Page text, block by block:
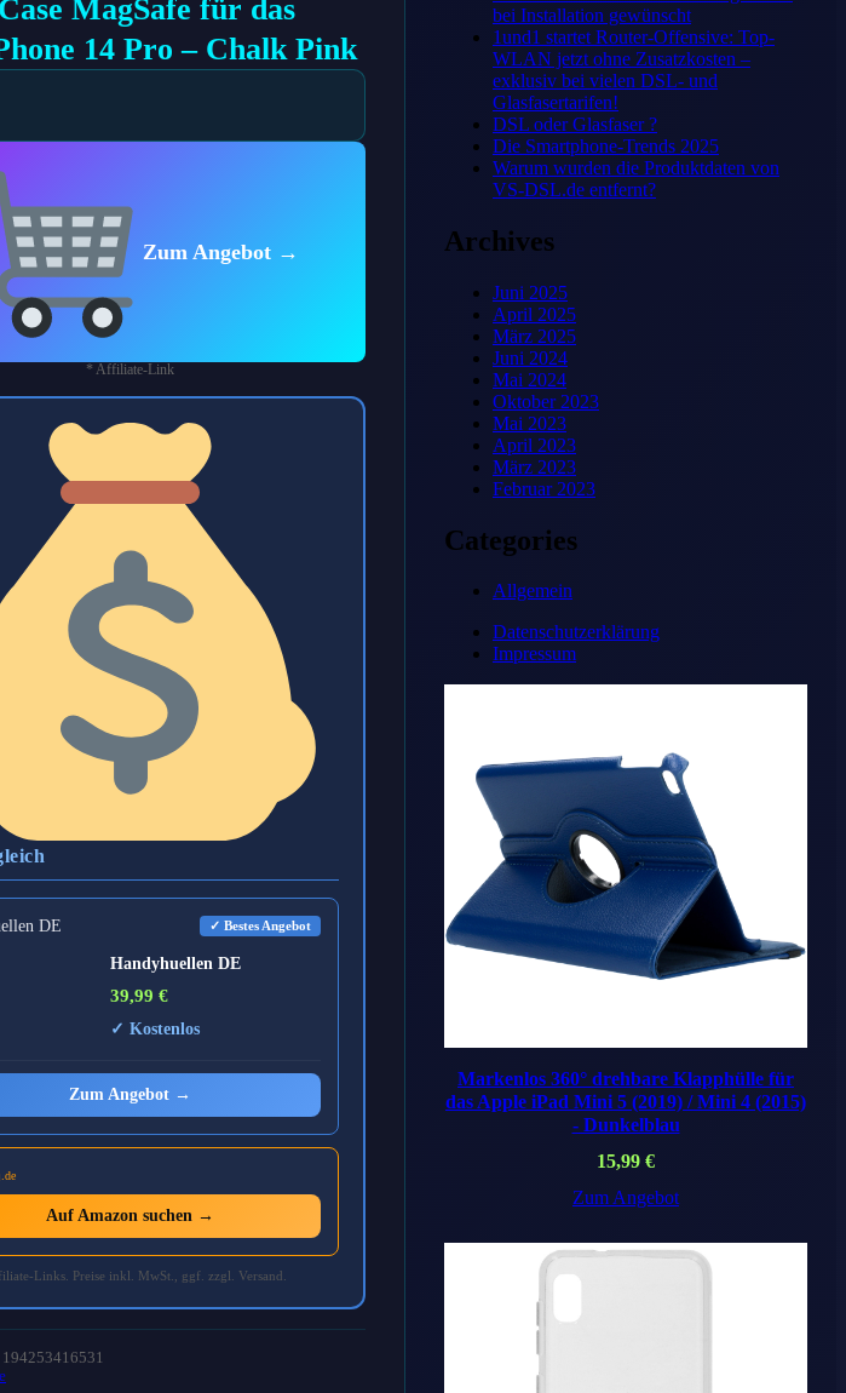
MagSafe für das
14 Pro – Chalk Pink
Zum Angebot →
* Affiliate-Link
DE ✓ Bestes Angebot
Handyhuellen DE
39,99 €
✓ Kostenlos
Zum Angebot →
.de
Auf Amazon suchen →
Links. Preise inkl. MwSt., ggf. zzgl. Versand.
bei Installation gewünscht
1und1 startet Router-Offensive: Top-
WLAN jetzt ohne Zusatzkosten –
exklusiv bei vielen DSL- und
Glasfasertarifen!
DSL oder Glasfaser ?
Die Smartphone-Trends 2025
Warum wurden die Produktdaten von
VS-DSL.de entfernt?
Archives
Juni 2025
April 2025
März 2025
Juni 2024
Mai 2024
Oktober 2023
Mai 2023
April 2023
März 2023
Februar 2023
Categories
Allgemein
Datenschutzerklärung
Impressum
Markenlos 360° drehbare Klapphülle für
das Apple iPad Mini 5 (2019) / Mini 4 (2015)
- Dunkelblau
15,99 €
Zum Angebot